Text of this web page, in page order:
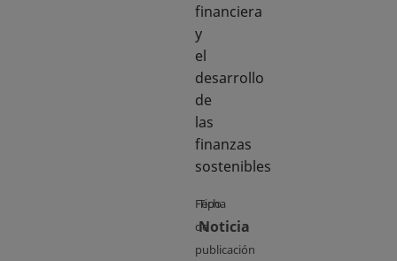
financiera
y
el
desarrollo
de
las
finanzas
sostenibles
Fecha
de
publicación
Tipo
Noticia